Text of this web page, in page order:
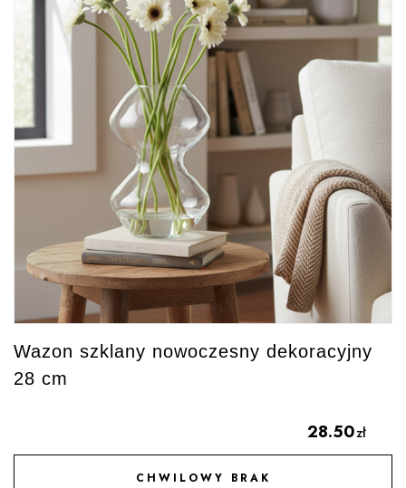
Wazon szklany nowoczesny dekoracyjny
28 cm
28.50zł
CHWILOWY BRAK
DODAJ DO ULUBIONYCH